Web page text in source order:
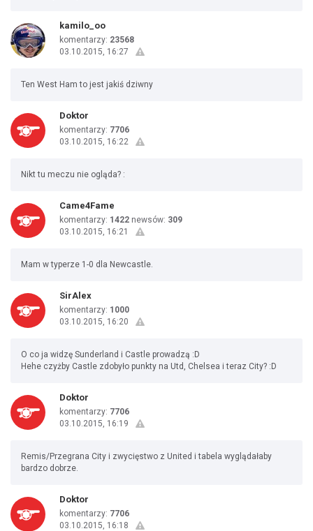
kamilo_oo
komentarzy: 23568
03.10.2015, 16:27
Ten West Ham to jest jakiś dziwny
Doktor
komentarzy: 7706
03.10.2015, 16:22
Nikt tu meczu nie ogląda? :
Came4Fame
komentarzy: 1422 newsów: 309
03.10.2015, 16:21
Mam w typerze 1-0 dla Newcastle.
SirAlex
komentarzy: 1000
03.10.2015, 16:20
O co ja widzę Sunderland i Castle prowadzą :D
Hehe czyżby Castle zdobyło punkty na Utd, Chelsea i teraz City? :D
Doktor
komentarzy: 7706
03.10.2015, 16:19
Remis/Przegrana City i zwycięstwo z United i tabela wyglądałaby
bardzo dobrze.
Doktor
komentarzy: 7706
03.10.2015, 16:18